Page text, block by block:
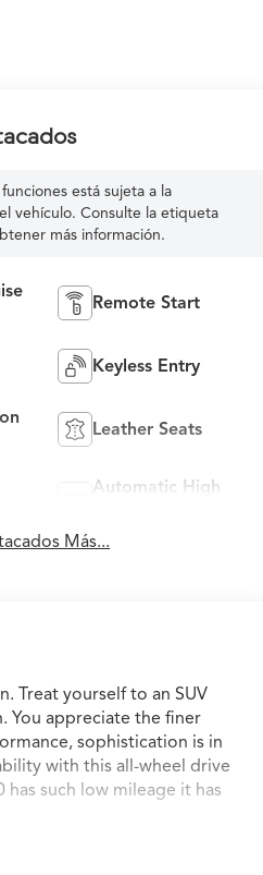
está sujeta a la
vehículo. Consulte la etiqueta
más información.
Remote Start
Keyless Entry
Leather Seats
Automatic High
Más...
Treat yourself to an SUV
You appreciate the finer
sophistication is in
with this all-wheel drive
such low mileage it has